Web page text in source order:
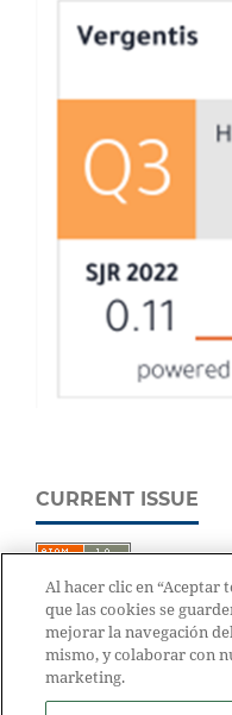
CURRENT ISSUE
Al hacer clic en “Aceptar
que las cookies se
mejorar la navegación
mismo, y colaborar con
marketing.